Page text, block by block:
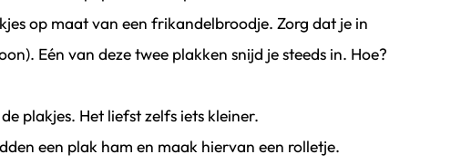
op maat van een frikandelbroodje. Zorg dat je in
Eén van deze twee plakken snijd je steeds in. Hoe?
plakjes. Het liefst zelfs iets kleiner.
een plak ham en maak hiervan een rolletje.